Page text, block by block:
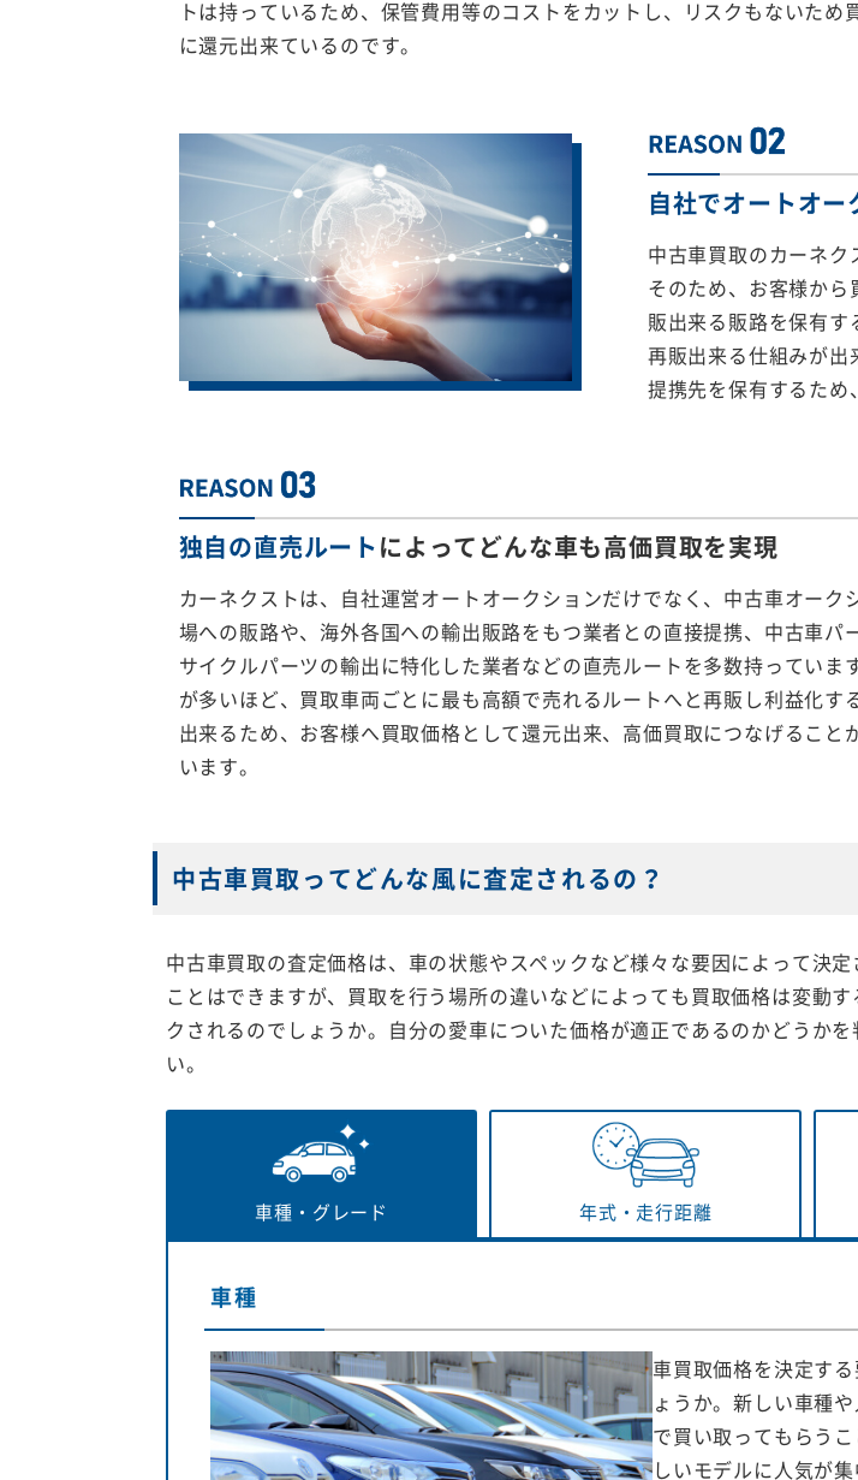
トは持っているため、保管費用等のコストをカットし、リスクもないため
に還元出来ているのです。
自社でオートオー
中古車買取のカーネク
そのため、お客様か
販出来る販路を保有す
再販出来る仕組みが
提携先を保有するため
独自の直売ルートによってどんな車も高価買取を実現
カーネクストは、自社運営オートオークションだけでなく、中古車オーク
場への販路や、海外各国への輸出販路をもつ業者との直接提携、中古車パ
サイクルパーツの輸出に特化した業者などの直売ルートを多数持っていま
が多いほど、買取車両ごとに最も高額で売れるルートへと再販し利益化す
出来るため、お客様へ買取価格として還元出来、高価買取につなげること
います。
中古車買取ってどんな風に査定されるの？
中古車買取の査定価格は、車の状態やスペックなど様々な要因によって決
ことはできますが、買取を行う場所の違いなどによっても買取価格は変動
クされるのでしょうか。自分の愛車についた価格が適正であるのかどうか
い。
車種・ グレード 年式・ 走行距離
車種
車買取価格を決定す
ょうか。新しい車種
で買い取ってもらう
しいモデルに人気が